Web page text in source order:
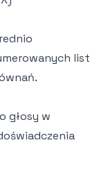
list
głosy w